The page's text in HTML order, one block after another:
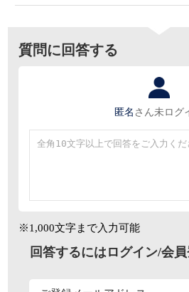
質問に回答する
匿名 さん未ログ
※1,000文字まで入力可能
回答するにはログイン/会